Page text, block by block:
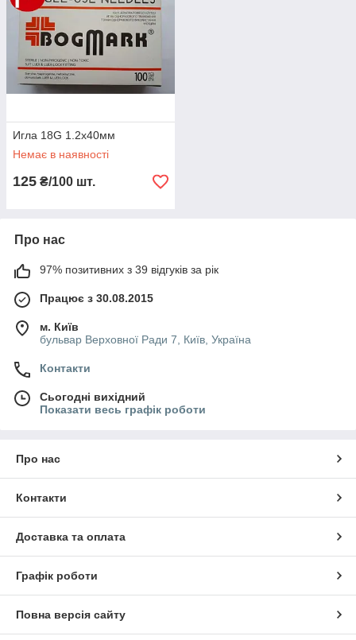
Игла 18G 1.2x40мм
Немає в наявності
125 ₴/100 шт.
Про нас
97% позитивних з 39 відгуків за рік
Працює з 30.08.2015
м. Київ
бульвар Верховної Ради 7, Київ, Україна
Контакти
Сьогодні вихідний
Показати весь графік роботи
Про нас
Контакти
Доставка та оплата
Графік роботи
Повна версія сайту